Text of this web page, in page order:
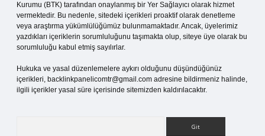
Kurumu (BTK) tarafından onaylanmış bir Yer Sağlayıcı olarak hizmet
vermektedir. Bu nedenle, sitedeki içerikleri proaktif olarak denetleme
veya araştırma yükümlülüğümüz bulunmamaktadır. Ancak, üyelerimiz
yazdıkları içeriklerin sorumluluğunu taşımakta olup, siteye üye olarak bu
sorumluluğu kabul etmiş sayılırlar.
Hukuka ve yasal düzenlemelere aykırı olduğunu düşündüğünüz
içerikleri, backlinkpanelicomtr@gmail.com adresine bildirmeniz halinde,
ilgili içerikler yasal süre içerisinde sitemizden kaldırılacaktır.